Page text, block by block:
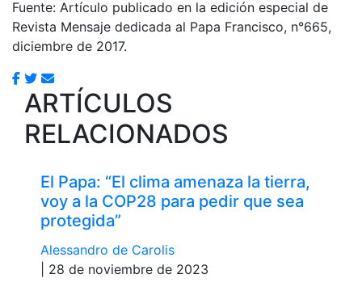
Fuente: Artículo publicado en la edición especial de
Revista Mensaje dedicada al Papa Francisco, n°665,
diciembre de 2017.
ARTÍCULOS
RELACIONADOS
El Papa: “El clima amenaza la tierra,
voy a la COP28 para pedir que sea
protegida”
Alessandro de Carolis
| 28 de noviembre de 2023